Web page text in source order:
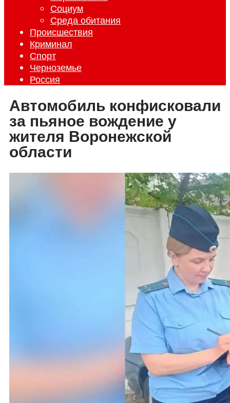
Социум
Среда обитания
Происшествия
Криминал
Спорт
Черноземье
Россия
Автомобиль конфисковали
за пьяное вождение у
жителя Воронежской
области